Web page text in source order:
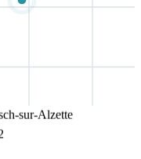
sur-Alzette